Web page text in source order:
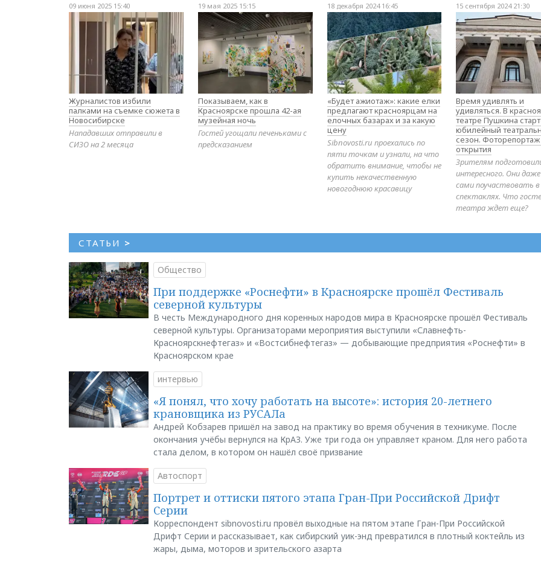
09 июня 2025 15:40
Журналистов избили
палками на съемке сюжета в
Новосибирске
Нападавших отправили в
СИЗО на 2 месяца
19 мая 2025 15:15
Показываем, как в
Красноярске прошла 42-ая
музейная ночь
Гостей угощали печеньками с
предсказанием
18 декабря 2024 16:45
«Будет ажиотаж»: какие елки
предлагают красноярцам на
елочных базарах и за какую
цену
Sibnovosti.ru проехались по
пяти точкам и узнали, на что
обратить внимание, чтобы не
купить некачественную
новогоднюю красавицу
15 сентября 2024 21:30
Время удивлять и
удивляться. В
театре Пушкина
юбилейный
сезон. Фоторепортаж
открытия
Зрителям
интересного. Они
сами поучаствовать в
спектаклях. Что
театра ждет еще?
СТАТЬИ >
Общество
При поддержке «Роснефти» в Красноярске прошёл Фестиваль
северной культуры
В честь Международного дня коренных народов мира в Красноярске прошёл Фестиваль
северной культуры. Организаторами мероприятия выступили «Славнефть-
Красноярскнефтегаз» и «Востсибнефтегаз» — добывающие предприятия «Роснефти» в
Красноярском крае
интервью
«Я понял, что хочу работать на высоте»: история 20-летнего
крановщика из РУСАЛа
Андрей Кобзарев пришёл на завод на практику во время обучения в техникуме. После
окончания учёбы вернулся на КрАЗ. Уже три года он управляет краном. Для него работа
стала делом, в котором он нашёл своё призвание
Автоспорт
Портрет и оттиски пятого этапа Гран-При Российской Дрифт
Серии
Корреспондент sibnovosti.ru провёл выходные на пятом этапе Гран-При Российской
Дрифт Серии и рассказывает, как сибирский уик-энд превратился в плотный коктейль из
жары, дыма, моторов и зрительского азарта